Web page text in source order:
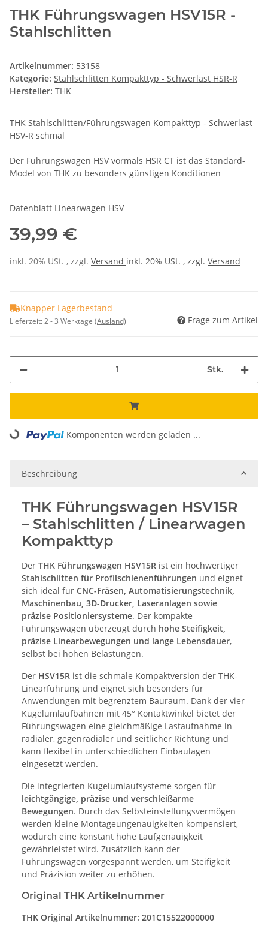
THK Führungswagen HSV15R -
Stahlschlitten
Artikelnummer: 53158
Kategorie: Stahlschlitten Kompakttyp - Schwerlast HSR-R
Hersteller: THK
THK Stahlschlitten/Führungswagen Kompakttyp - Schwerlast
HSV-R schmal
Der Führungswagen HSV vormals HSR CT ist das Standard-
Model von THK zu besonders günstigen Konditionen
Datenblatt Linearwagen HSV
39,99 €
inkl. 20% USt. , zzgl. Versand inkl. 20% USt. , zzgl. Versand
Knapper Lagerbestand
Lieferzeit:2 - 3 Werktage (Ausland) Frage zum Artikel
Stk.
Loading... Komponenten werden geladen ...
Beschreibung
THK Führungswagen HSV15R
– Stahlschlitten / Linearwagen
Kompakttyp
Der THK Führungswagen HSV15R ist ein hochwertiger
Stahlschlitten für Profilschienenführungen und eignet
sich ideal für CNC-Fräsen, Automatisierungstechnik,
Maschinenbau, 3D-Drucker, Laseranlagen sowie
präzise Positioniersysteme. Der kompakte
Führungswagen überzeugt durch hohe Steifigkeit,
präzise Linearbewegungen und lange Lebensdauer,
selbst bei hohen Belastungen.
Der HSV15R ist die schmale Kompaktversion der THK-
Linearführung und eignet sich besonders für
Anwendungen mit begrenztem Bauraum. Dank der vier
Kugelumlaufbahnen mit 45° Kontaktwinkel bietet der
Führungswagen eine gleichmäßige Lastaufnahme in
radialer, gegenradialer und seitlicher Richtung und
kann flexibel in unterschiedlichen Einbaulagen
eingesetzt werden.
Die integrierten Kugelumlaufsysteme sorgen für
leichtgängige, präzise und verschleißarme
Bewegungen. Durch das Selbsteinstellungsvermögen
werden kleine Montageungenauigkeiten kompensiert,
wodurch eine konstant hohe Laufgenauigkeit
gewährleistet wird. Zusätzlich kann der
Führungswagen vorgespannt werden, um Steifigkeit
und Präzision weiter zu erhöhen.
Original THK Artikelnummer
THK Original Artikelnummer: 201C15522000000